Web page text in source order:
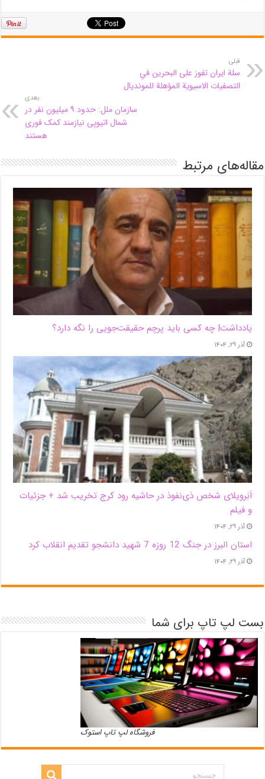
قبلی
سلة ايران تفوز على البحرين في
التصفيات الاسيوية المؤهلة للمونديال
بعدی
سازمان ملل: حدود ۹ میلیون نفر در
شمال اتیوپی نیازمند کمک‌ فوری
هستند
مقاله‌های مرتبط
یادداشت| ‌چه کسی باید پرچم حقیقت‌جویی را نگه دارد؟
آذر ۲۹, ۱۴۰۴
اَبَر‌ویلای شخص ذی‌نفوذ در حاشیه‌ رود کرج تخریب شد + جزئیات
و فیلم
آذر ۲۹, ۱۴۰۴
استان البرز در جنگ 12 روزه 7 شهید دانشجو تقدیم انقلاب کرد
آذر ۲۹, ۱۴۰۴
بست لپ تاپ برای شما
فروشگاه لپ تاپ استوک